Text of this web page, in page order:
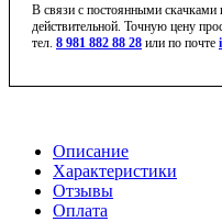
В связи с постоянными скачками
действительной. Точную цену
тел. 8 981 882 88 28 или по почте
Описание
Характеристики
Отзывы
Оплата